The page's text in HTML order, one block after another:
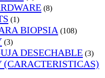
(8)
(1)
BIOPSIA (108)
(3)
DESECHABLE (3)
(CARACTERISTICAS)